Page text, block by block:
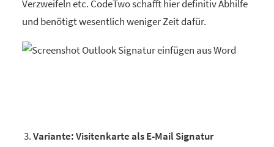
Verzweifeln etc. CodeTwo schafft hier definitiv Abhilfe
und benötigt wesentlich weniger Zeit dafür.
Variante: Visitenkarte als E-Mail Signatur